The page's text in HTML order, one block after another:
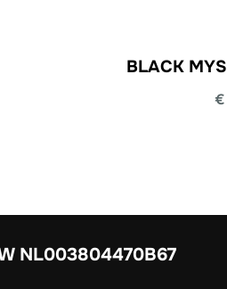
BLACK
€
NL003804470B67